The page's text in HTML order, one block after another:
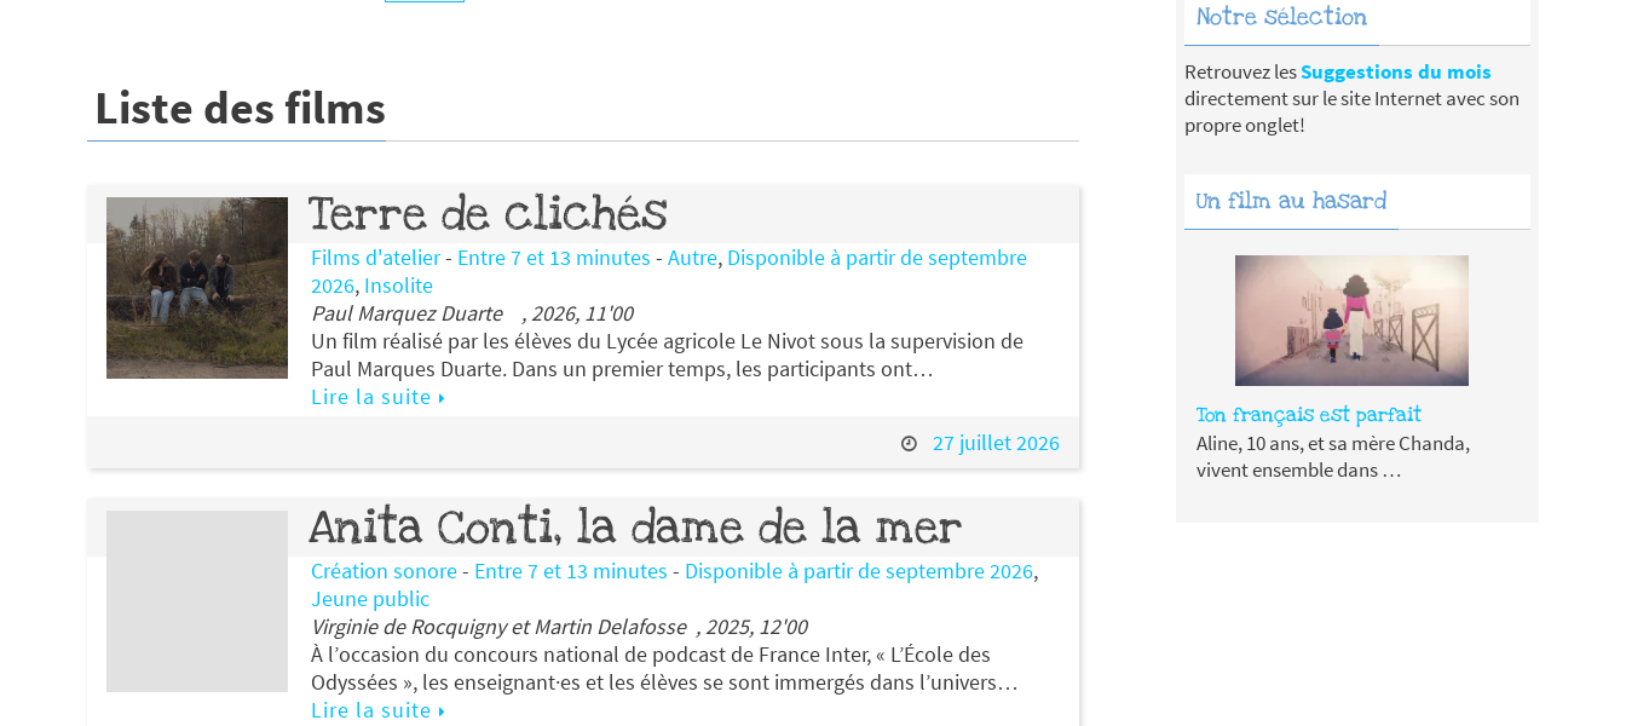
Liste des films
Terre de clichés
Films d'atelier- Entre 7 et 13 minutes - Autre, Disponible à partir de septembre
2026, Insolite
Paul Marquez Duarte , 2026, 11'00
Un film réalisé par les élèves du Lycée agricole Le Nivot sous la supervision de
Paul Marques Duarte. Dans un premier temps, les participants ont…
Lire la suite
27 juillet 2026
Anita Conti, la dame de la mer
Création sonore- Entre 7 et 13 minutes - Disponible à partir de septembre 2026,
Jeune public
Virginie de Rocquigny et Martin Delafosse , 2025, 12'00
À l’occasion du concours national de podcast de France Inter, « L’École des
Odyssées », les enseignant·es et les élèves se sont immergés dans l’univers…
Lire la suite
Notre sélection
Retrouvez lesSuggestions du mois
directement sur le site Internet avec son
propre onglet!
Un film au hasard
Ton français est parfait
Aline, 10 ans, et sa mère Chanda,
vivent ensemble dans …